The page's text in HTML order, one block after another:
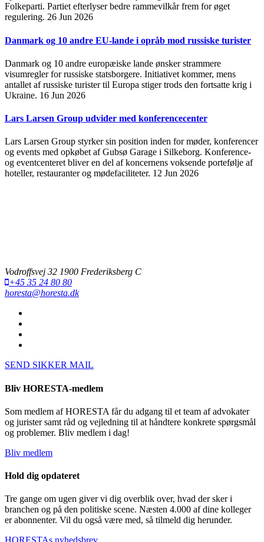
Folkeparti. Partiet efterlyser bedre rammevilkår frem for øget
regulering. 26 Jun 2026
Danmark og 10 andre EU-lande i opråb mod russiske turister
Danmark og 10 andre europæiske lande ønsker strammere
visumregler for russiske statsborgere. Initiativet kommer, mens
antallet af russiske turister til Europa stiger trods den fortsatte krig i
Ukraine. 16 Jun 2026
Lars Larsen Group udvider med konferencecenter
Lars Larsen Group styrker sin position inden for møder, konferencer
og events med opkøbet af Gubsø Garage i Silkeborg. Konference-
og eventcenteret bliver en del af koncernens voksende portefølje af
hoteller, restauranter og mødefaciliteter. 12 Jun 2026
Vodroffsvej 32 1900 Frederiksberg C
+45 35 24 80 80
horesta@horesta.dk
SEND SIKKER MAIL
Bliv HORESTA-medlem
Som medlem af HORESTA får du adgang til et team af advokater
og jurister samt råd og vejledning til at håndtere konkrete spørgsmål
og problemer. Bliv medlem i dag!
Bliv medlem
Hold dig opdateret
Tre gange om ugen giver vi dig overblik over, hvad der sker i
branchen og på den politiske scene. Næsten 4.000 af dine kolleger
er abonnenter. Vil du også være med, så tilmeld dig herunder.